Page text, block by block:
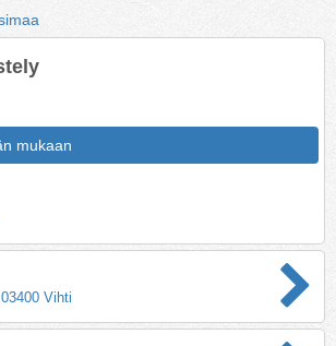
mukaan
Vihti